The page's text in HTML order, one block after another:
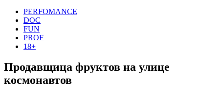
PERFOMANCE
DOC
FUN
PROF
18+
Продавщица фруктов на улице
космонавтов